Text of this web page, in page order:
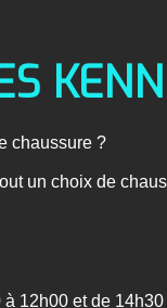
chaussure ?
un choix de
12h00 et de